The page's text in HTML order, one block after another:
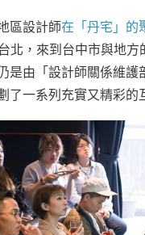
區設計師在「丹宅」的
北，來到台中市與地方
是由「設計師關係維護
了一系列充實又精彩的